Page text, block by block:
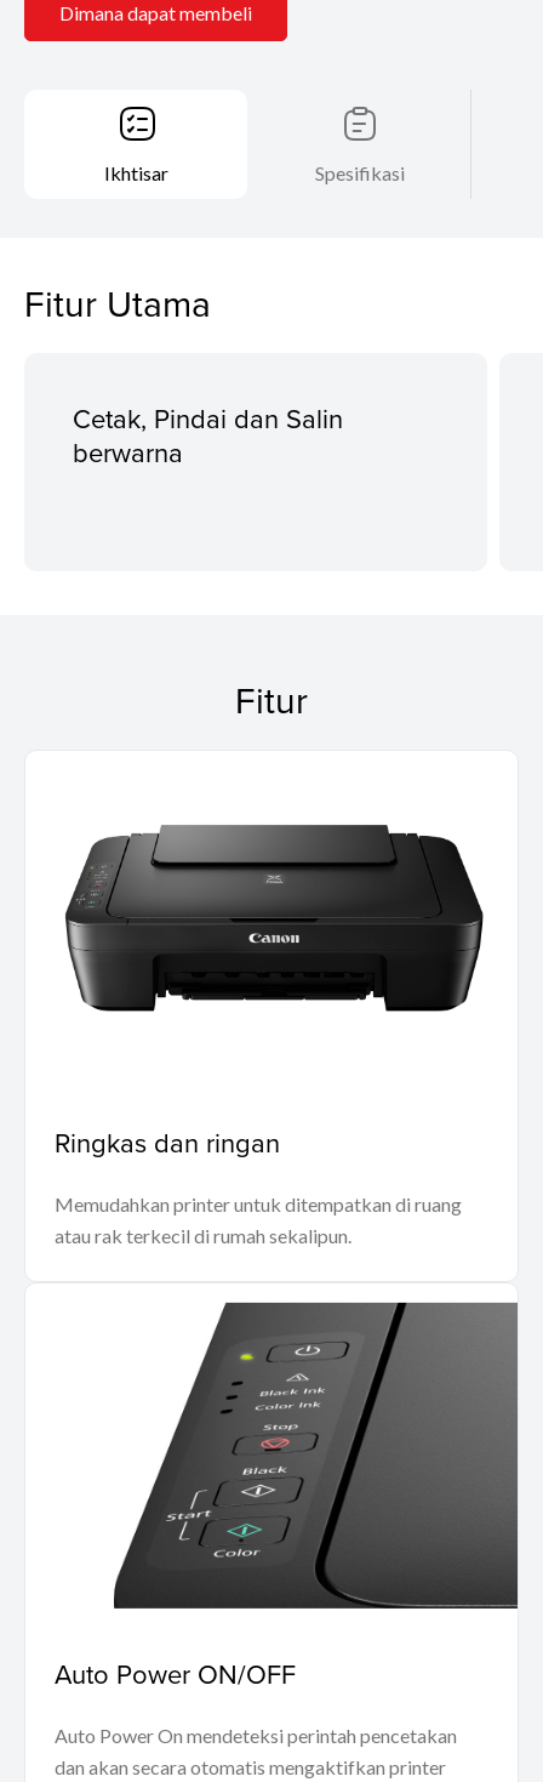
Dimana dapat membeli
Ikhtisar Spesifikasi
Fitur Utama
Cetak, Pindai dan Salin
berwarna
Fitur
Ringkas dan ringan
Memudahkan printer untuk ditempatkan di ruang
atau rak terkecil di rumah sekalipun.
Auto Power ON/OFF
Auto Power On mendeteksi perintah pencetakan
dan akan secara otomatis mengaktifkan printer